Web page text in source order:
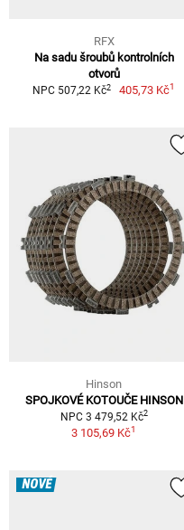
RFX
Na sadu šroubů kontrolních
otvorů
NPC 507,22 Kč2 405,73 Kč1
Hinson
SPOJKOVÉ KOTOUČE HINSON
NPC 3 479,52 Kč2
3 105,69 Kč1
NOVÉ